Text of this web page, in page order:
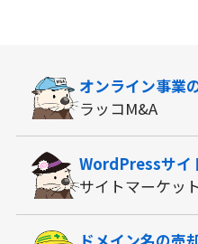
オンライン事業
ラッコM&A
WordPressサイ
サイトマーケット